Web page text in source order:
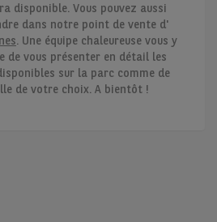
disponible. Vous pouvez aussi
dans notre point de vente d'
. Une équipe chaleureuse vous y
de vous présenter en détail les
sur la parc comme de
de votre choix. A bientôt !